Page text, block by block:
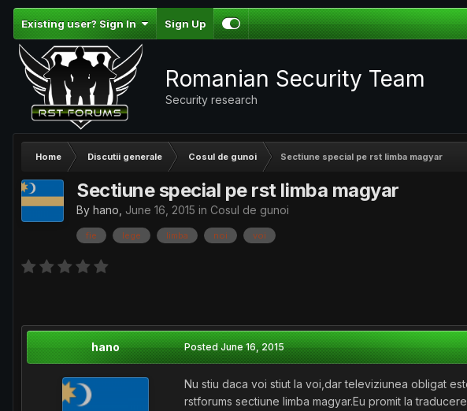
Existing user? Sign In Sign Up
Romanian Security Team
Security research
Home Discutii generale Cosul de gunoi Sectiune special pe rst limba magyar
Sectiune special pe rst limba magyar
By hano June 16, 2015 in Cosul de gunoi
fie lege limba noi voi
hano PostedJune 16, 2015
Nu stiu daca voi stiut la voi,dar televiziunea obligat
rstforums sectiune limba magyar.Eu promit la